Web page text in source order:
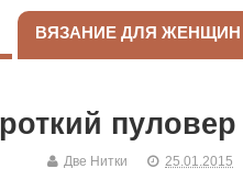
ВЯЗАНИЕ ДЛЯ ЖЕНЩИН
Две Нитки 25.01.2015